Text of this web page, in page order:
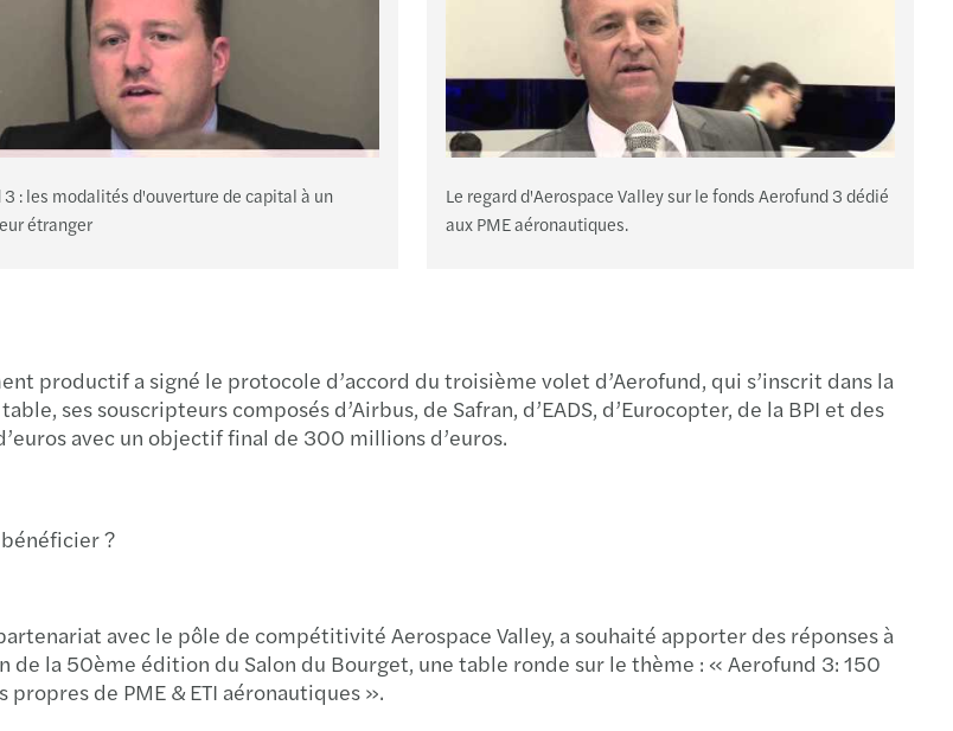
: les modalités d'ouverture de capital à un
étranger
Le regard d'Aerospace Valley sur le fonds Aerofund 3 dédié
aux PME aéronautiques.
productif a signé le protocole d’accord du troisième volet d’Aerofund, qui s’inscrit dans la
ses souscripteurs composés d’Airbus, de Safran, d’EADS, d’Eurocopter, de la BPI et des
avec un objectif final de 300 millions d’euros.
?
avec le pôle de compétitivité Aerospace Valley, a souhaité apporter des réponses à
de la 50ème édition du Salon du Bourget, une table ronde sur le thème : « Aerofund 3: 150
de PME & ETI aéronautiques ».